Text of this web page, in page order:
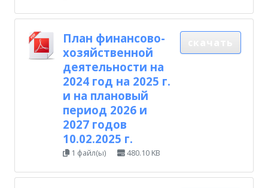
План финансово-
хозяйственной
деятельности на
2024 год на 2025 г.
и на плановый
период 2026 и
2027 годов
10.02.2025 г.
1 файл(ы) 480.10 KB